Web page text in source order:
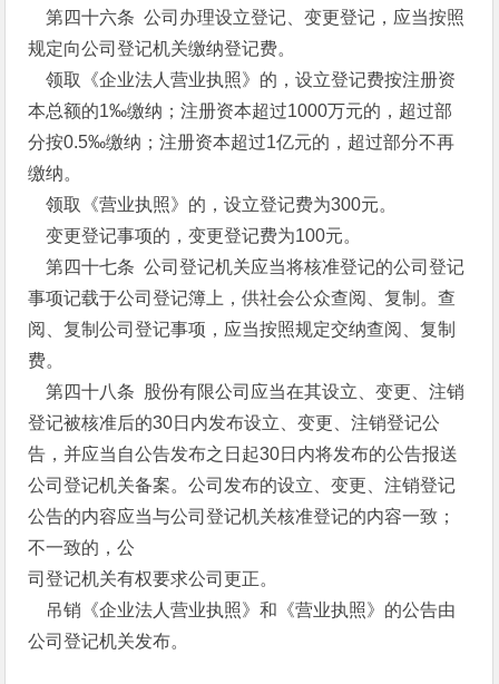
第四十六条 公司办理设立登记、变更登记，应当按照
规定向公司登记机关缴纳登记费。
领取《企业法人营业执照》的，设立登记费按注册资
本总额的1‰缴纳；注册资本超过1000万元的，超过部
分按0.5‰缴纳；注册资本超过1亿元的，超过部分不再
缴纳。
领取《营业执照》的，设立登记费为300元。
变更登记事项的，变更登记费为100元。
第四十七条 公司登记机关应当将核准登记的公司登记
事项记载于公司登记簿上，供社会公众查阅、复制。查
阅、复制公司登记事项，应当按照规定交纳查阅、复制
费。
第四十八条 股份有限公司应当在其设立、变更、注销
登记被核准后的30日内发布设立、变更、注销登记公
告，并应当自公告发布之日起30日内将发布的公告报送
公司登记机关备案。公司发布的设立、变更、注销登记
公告的内容应当与公司登记机关核准登记的内容一致；
不一致的，公
司登记机关有权要求公司更正。
吊销《企业法人营业执照》和《营业执照》的公告由
公司登记机关发布。